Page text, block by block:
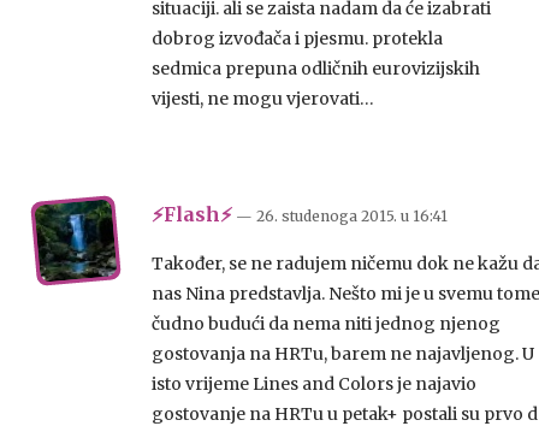
situaciji. ali se zaista nadam da će izabrati
dobrog izvođača i pjesmu. protekla
sedmica prepuna odličnih eurovizijskih
vijesti, ne mogu vjerovati…
⚡Flash⚡ — 26. studenoga 2015. u 16:41
Također, se ne radujem ničemu dok ne kažu
nas Nina predstavlja. Nešto mi je u svemu tome
čudno budući da nema niti jednog njenog
gostovanja na HRTu, barem ne najavljenog. U
isto vrijeme Lines and Colors je najavio
gostovanje na HRTu u petak+ postali su prvo